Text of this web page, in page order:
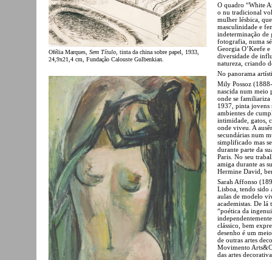
Ofélia Marques, Sem Título, tinta da china sobre papel, 1933,
24,9x21,4 cm, Fundação Calouste Gulbenkian.
O quadro “White
o nu tradicional
mulher lésbica,
masculinidade e
indeterminação de
fotografia, numa
Georgia O’Keefe
diversidade de
natureza, criando
No panorama
Mily Possoz
nascida num meio
onde se familiariza
1937, pinta jovens
ambientes de
intimidade, gatos,
onde viveu. A
secundárias num
simplificado mas
durante parte da
Paris. No seu
amiga durante as
Hermine David,
Sarah Affonso
Lisboa, tendo sido
aulas de modelo
academistas. De lá
“poética da
clássico, bem
desenho é um
de outras artes
Movimento
das artes